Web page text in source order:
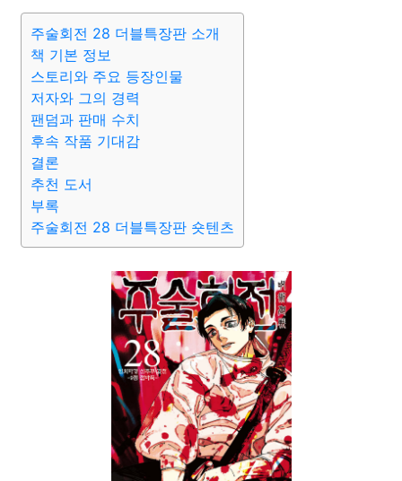
주술회전 28 더블특장판 소개
책 기본 정보
스토리와 주요 등장인물
저자와 그의 경력
팬덤과 판매 수치
후속 작품 기대감
결론
추천 도서
부록
주술회전 28 더블특장판 숏텐츠